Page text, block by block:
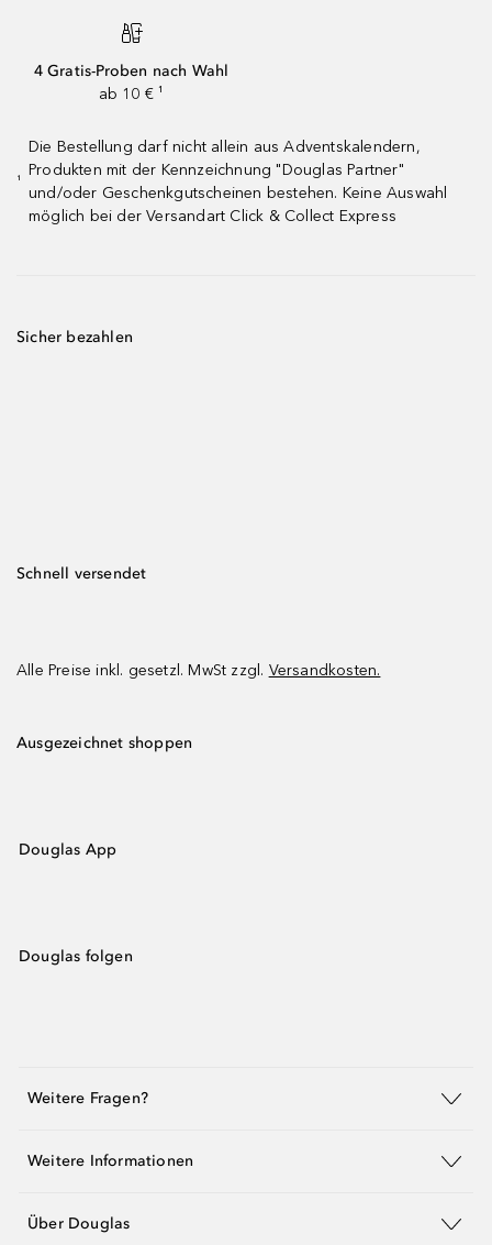
4 Gratis-Proben nach Wahl
ab 10 € ¹
¹
Die Bestellung darf nicht allein aus Adventskalendern,
Produkten mit der Kennzeichnung "Douglas Partner"
und/oder Geschenkgutscheinen bestehen. Keine Auswahl
möglich bei der Versandart Click & Collect Express
Sicher bezahlen
Schnell versendet
Alle Preise inkl. gesetzl. MwSt zzgl. Versandkosten.
Ausgezeichnet shoppen
Douglas App
Douglas folgen
Weitere Fragen?
Weitere Informationen
Über Douglas